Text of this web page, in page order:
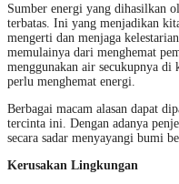
Sumber energi yang dihasilkan
terbatas. Ini yang menjadikan
mengerti dan menjaga
memulainya dari menghemat
menggunakan air secukupnya
perlu menghemat energi.
Berbagai macam alasan dapat
tercinta ini. Dengan adanya
secara sadar menyayangi bumi
Kerusakan Lingkungan